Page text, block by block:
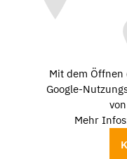
Mit dem
Google-
Mehr